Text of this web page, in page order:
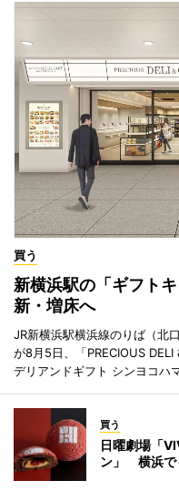
買う
新横浜駅の「ギフト
新・増床へ
JR新横浜駅横浜線のりば（北
が8月5日、「PRECIOUS
デリアンドギフト シンヨコハ
買う
日曜劇場「
ン」 横浜で